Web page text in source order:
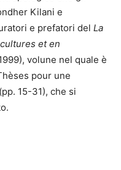
Kilani e
e prefatori del La
et en
volune nel quale è
pour une
15-31), che si